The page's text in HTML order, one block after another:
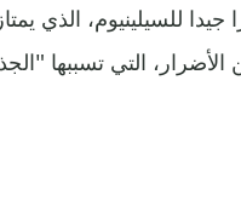
جيدا للسيلينيوم، الذي